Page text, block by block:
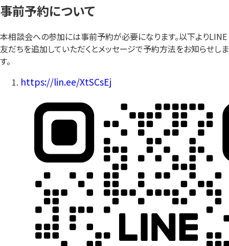
事前予約について
本相談会への参加には事前予約が必要になります。以下よりLINE
友だちを追加していただくとメッセージで予約方法をお知らせしま
す。
https://lin.ee/XtSCsEj